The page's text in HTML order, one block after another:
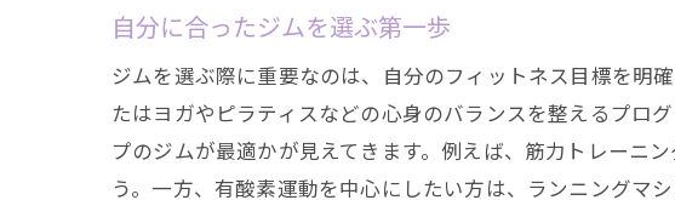
ジムの設備と
初心者がジム
ジムの利用方
初心者でも安
自分に合ったジムを選ぶ第一歩
ジムを選ぶ際に重要なのは、自分のフィットネス目標を明
たはヨガやピラティスなどの心身のバランスを整えるプロ
プのジムが最適かが見えてきます。例えば、筋力トレーニ
う。一方、有酸素運動を中心にしたい方は、ランニングマ